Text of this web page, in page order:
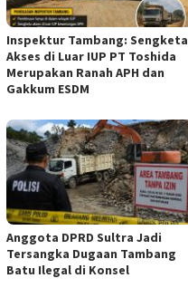
Inspektur Tambang: Sengketa
Akses di Luar IUP PT Toshida
Merupakan Ranah APH dan
Gakkum ESDM
Anggota DPRD Sultra Jadi
Tersangka Dugaan Tambang
Batu Ilegal di Konsel